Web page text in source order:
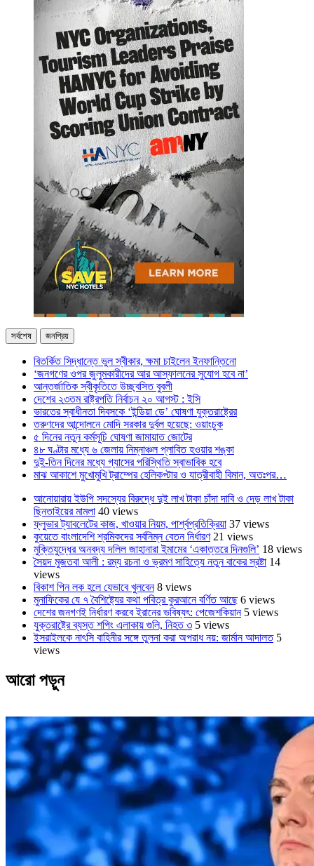
সর্বশেষ জনপ্রিয়
বিতর্কিত সিদ্ধান্তে ভুল স্বীকার, ক্ষমা চাইলেন ইনফান্তিনো
‘জনগণের ওপর জুলুমকারীদের আর আস্ফালনের সুযোগ হবে না’
আন্তর্জাতিক স্বীকৃতিতে উচ্ছ্বসিত বুবলী
দেশের ২৩তম রাষ্ট্রপতি নির্বাচন ২০ আগস্ট : ইসি
ভারতের স্বাধীনতা দিবসকে ‘ইন্ডিয়া ডে’ ঘোষণা যুক্তরাষ্ট্রের
তরুণদের আন্দোলনে মোদি সরকার দুর্বল হয়েছে: ওয়াংচুক
৫ দিনের নতুন কর্মসূচি ঘোষণা জামায়াত জোটের
৪৮ ঘণ্টার মধ্যে ৬ জেলায় নিম্নাঞ্চল প্লাবিত হওয়ার শঙ্কা
দুই-তিন দিনের মধ্যে গ্যাসের পরিস্থিতি স্বাভাবিক হবে
মাঝ আকাশে মুখোমুখি ট্রাম্পের হেলিকপ্টার ও যাত্রীবাহী বিমান, অতঃপর…
আনোয়ারায় ইউপি সদস্যের বিরুদ্ধে দুই লাখ টাকা চাঁদা দাবি ও দেড় লাখ টাকা
ছিনতাইয়ের মামলা 40 views
ফ্লুভার ট্যাবলেটের কাজ, খাওয়ার নিয়ম, পার্শ্বপ্রতিক্রিয়া 37 views
কুয়েতে বাংলাদেশি শ্রমিকদের সর্বনিম্ন বেতন নির্ধারণ 21 views
মুক্তিযুদ্ধের অনবদ্য দলিল জাহানারা ইমামের ‘একাত্তরে দিনগুলি’ 18 views
সৈয়দ মুজতবা আলী : রম্য রচনা ও ভ্রমণ সাহিত্যে নতুন বাকের স্রষ্টা 14
views
বিকাশ পিন লক হলে যেভাবে খুলবেন 8 views
মুনাফিকের যে ৭ বৈশিষ্ট্যের কথা পবিত্র কুরআনে বর্ণিত আছে 6 views
দেশের জনগণই নির্ধারণ করবে ইরানের ভবিষ্যৎ: পেজেশকিয়ান 5 views
যুক্তরাষ্ট্রে ব্যস্ত শপিং এলাকায় গুলি, নিহত ৩ 5 views
ইসরাইলকে নাৎসি বাহিনীর সঙ্গে তুলনা করা অপরাধ নয়: জার্মান আদালত 5
views
আরো পড়ুন